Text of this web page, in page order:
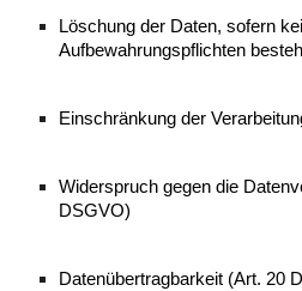
Löschung der Daten, sofern
Aufbewahrungspflichten
Einschränkung der
Widerspruch gegen die
DSGVO)
Datenübertragbarkeit (Art. 20